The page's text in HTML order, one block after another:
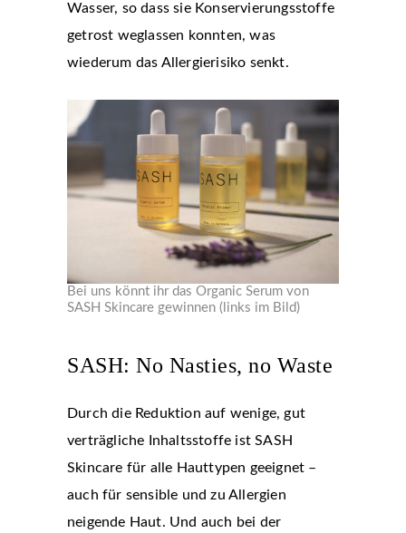
Wasser, so dass sie Konservierungsstoffe
getrost weglassen konnten, was
wiederum das Allergierisiko senkt.
Bei uns könnt ihr das Organic Serum von
SASH Skincare gewinnen (links im Bild)
SASH: No Nasties, no Waste
Durch die Reduktion auf wenige, gut
verträgliche Inhaltsstoffe ist SASH
Skincare für alle Hauttypen geeignet –
auch für sensible und zu Allergien
neigende Haut. Und auch bei der